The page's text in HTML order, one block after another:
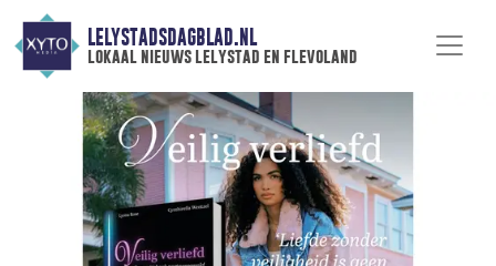
LELYSTADSDAGBLAD.NL
lokaal nieuws lelystad en flevoland